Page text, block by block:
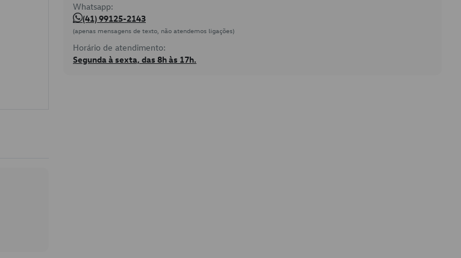
Whatsapp:
(41) 99125-2143
(apenas mensagens de texto, não atendemos ligações)
Horário de atendimento:
Segunda à sexta, das 8h às 17h.